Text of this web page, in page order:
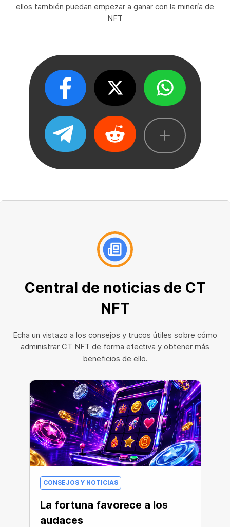
ellos también puedan empezar a ganar con la minería de
NFT
Central de noticias de CT
NFT
Echa un vistazo a los consejos y trucos útiles sobre cómo
administrar CT NFT de forma efectiva y obtener más
beneficios de ello.
CONSEJOS Y NOTICIAS
La fortuna favorece a los
audaces